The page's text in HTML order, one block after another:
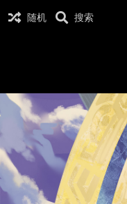
随机 搜索